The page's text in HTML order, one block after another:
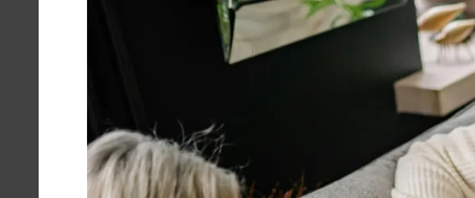
Krankenkassenzuschuss
Reisen
Sport